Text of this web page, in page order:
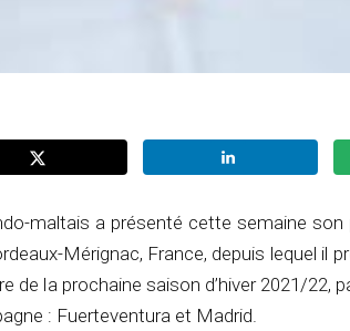
maltais a présenté cette semaine son
Mérignac, France, depuis lequel il
de la prochaine saison d’hiver 2021/22,
: Fuerteventura et Madrid.